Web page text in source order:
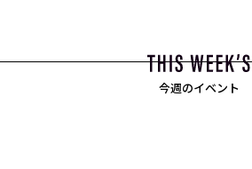
今週のイベント